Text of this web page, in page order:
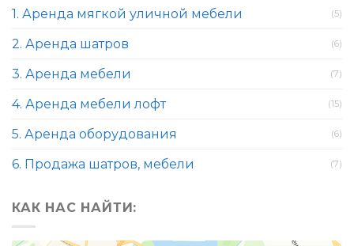
1. Аренда мягкой уличной мебели (5)
2. Аренда шатров (6)
3. Аренда мебели (7)
4. Аренда мебели лофт (15)
5. Аренда оборудования (6)
6. Продажа шатров, мебели (7)
КАК НАС НАЙТИ: